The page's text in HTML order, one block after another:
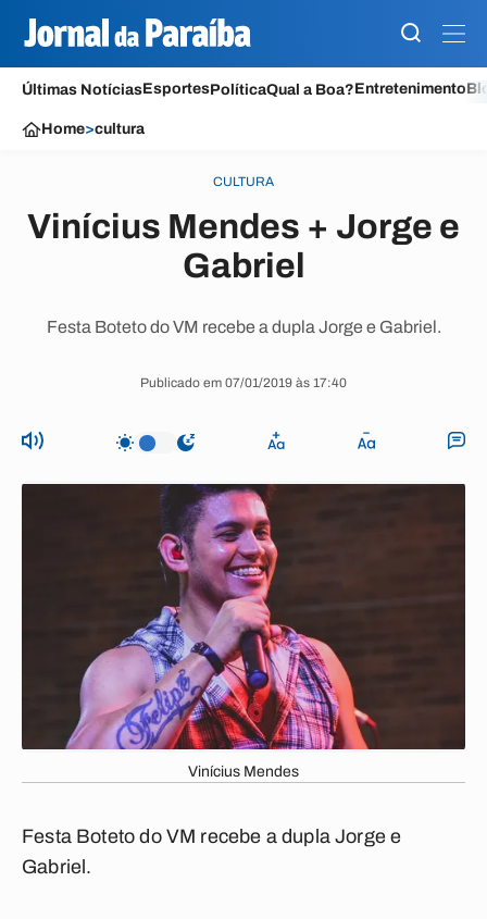
Últimas NotíciasEsportesPolíticaQual a Boa?Entretenimento
Home>cultura
CULTURA
Vinícius Mendes + Jorge e
Gabriel
Festa Boteto do VM recebe a dupla Jorge e Gabriel.
Publicado em 07/01/2019 às 17:40
Vinícius Mendes
Festa Boteto do VM recebe a dupla Jorge e
Gabriel.